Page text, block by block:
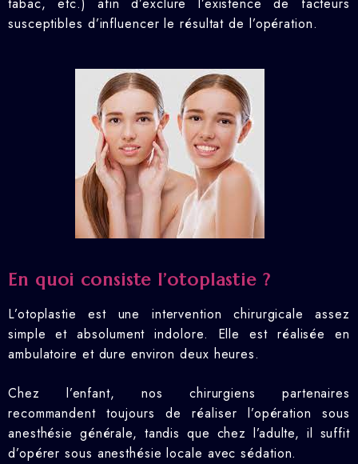
susceptibles d’influencer le résultat de l’opération.
En quoi consiste l’otoplastie ?
L’otoplastie est une intervention chirurgicale assez
simple et absolument indolore. Elle est réalisée en
ambulatoire et dure environ deux heures.
Chez l’enfant, nos chirurgiens partenaires
recommandent toujours de réaliser l’opération sous
anesthésie générale, tandis que chez l’adulte, il suffit
d’opérer sous anesthésie locale avec sédation.